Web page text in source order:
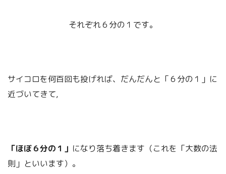
それぞれ６分の１です。
サイコロを何百回も投げれば、だんだんと「６分の１」に
近づいてきて,
「ほぼ６分の１」 になり落ち着きます（これを「大数の法
則」といいます）。